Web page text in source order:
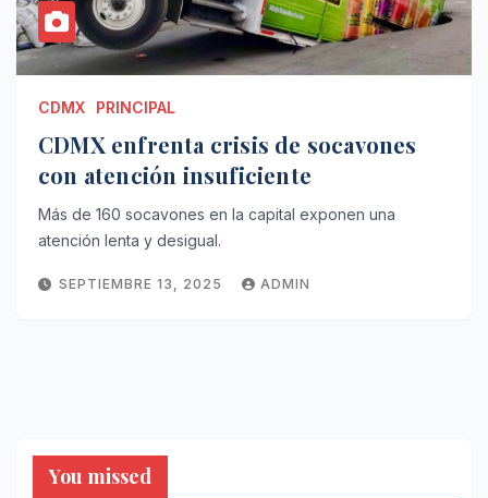
CDMX PRINCIPAL
CDMX enfrenta crisis de socavones
con atención insuficiente
Más de 160 socavones en la capital exponen una
atención lenta y desigual.
SEPTIEMBRE 13, 2025 ADMIN
You missed